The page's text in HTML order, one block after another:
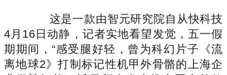
这是一款由智元研究院自从快科技
4月16日动静，记者实地看望发觉，五一假
期期间，“感受腿好轻，曾为科幻片子《流
离地球2》打制标记性机甲外骨骼的上海企